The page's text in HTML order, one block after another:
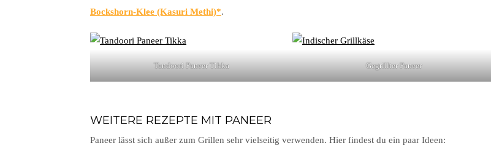
Bockshorn-Klee (Kasuri Methi) .
Tandoori Paneer Tikka Gegrillter Paneer
WEITERE REZEPTE MIT PANEER
Paneer lässt sich außer zum Grillen sehr vielseitig verwenden. Hier findest du ein paar Ideen: